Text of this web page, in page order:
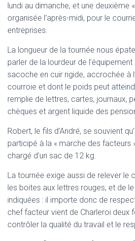
lundi au dimanche, et une deuxième
organisée l’après-midi, pour le
entreprises.
La longueur de la tournée nous
parler de la lourdeur de
sacoche en cuir rigide, accrochée à
courroie et dont le poids peut
remplie de lettres, cartes, journaux,
chèques et argent liquide des
Robert, le fils d’André, se souvient
participé à la « marche des facteurs
chargé d’un sac de 12 kg.
La tournée exige aussi de relever le
les boites aux lettres rouges, et de
indiquées : il importe donc de
chef facteur vient de Charleroi deux
contrôler la qualité du travail et le